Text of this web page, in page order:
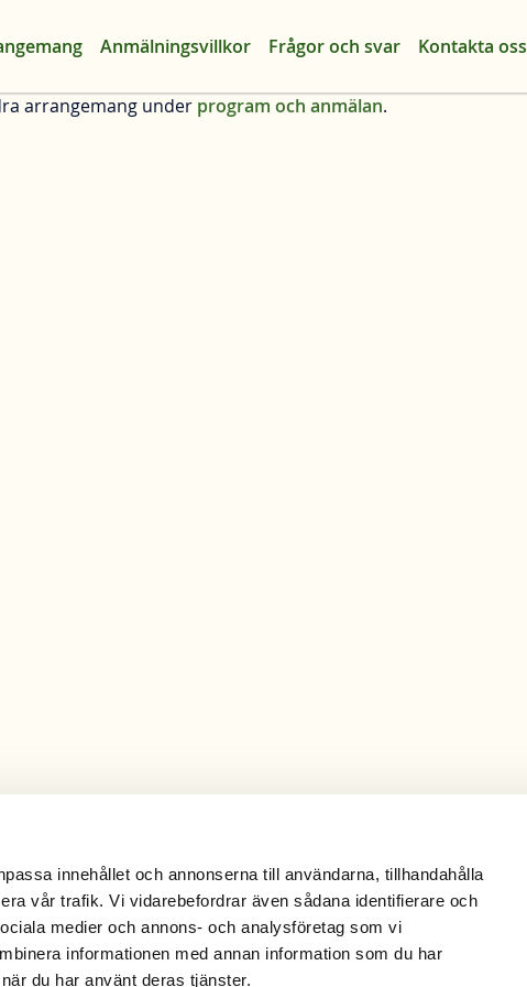
innehållet och annonserna till användarna, tillhandahålla
vår trafik. Vi vidarebefordrar även sådana identifierare och
medier och annons- och analysföretag som vi
informationen med annan information som du har
du har använt deras tjänster.
Anmälningsvillkor Frågor och svar Kontakta oss
arrangemang under program och anmälan.